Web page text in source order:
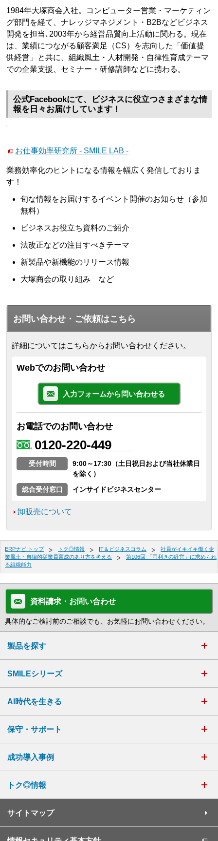
1984年大塚商会入社。コンピューター営業・マーケティン
グ部門を経て、ナレッジマネジメント・B2Bなどビジネス
開発を担当､2003年から経営品質向上活動に関わる。現在
は、業績につながる顧客満足（CS）を志向した「価値提
供経営」と共に、組織風土・人材開発・自律性育成テーマ
での企業支援、セミナー・研修講師などに携わる。
公式Facebookにて、ビジネスに役立つさまざまな情
報を日々お届けしています！
お仕事効率研究所 - SMILE LAB -
業務効率化のヒントになる情報を幅広く発信しておりま
す！
旬な情報をお届けするイベント開催のお知らせ（参加
無料）
ビジネスお役立ち資料のご紹介
法改正などの注目すべきテーマ
新製品や新機能のリリース情報
大塚商会の取り組み など
お問い合わせ・ご依頼はこちら
詳細についてはこちらからお問い合わせください。
Webでのお問い合わせ
入力フォームから問い合わせる
お電話でのお問い合わせ
0120-220-449
受付時間
9:00～17:30（土日祝日および当社休業日
を除く）
総合受付窓口
インサイドビジネスセンター
卸販売について
ERPナビ トップ トク◎情報 IT＆ビジネスコラム
社員がイキイキ働く企
業風土・自律的従業員育成のあり方を考える
第106回 「両利きの経営」に求められ
る組織能力
資料請求・お問い合わせ
具体的なご検討前のご相談でも、お気軽にお問い合わせください。
製品を探す
SMILEシリーズ
AI時代を生きる
保守・サポート
成功導入事例
トク◎情報
サイトマップ